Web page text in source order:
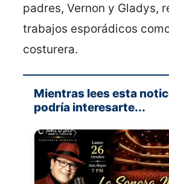
padres, Vernon y Gladys,
trabajos esporádicos
costurera.
Mientras lees esta
podría interesarte...